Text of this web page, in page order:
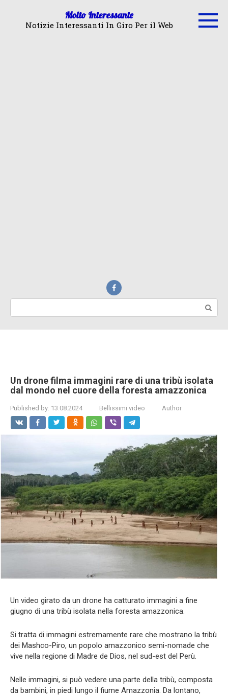
Molto Interessante
Notizie Interessanti In Giro Per il Web
Un drone filma immagini rare di una tribù isolata
dal mondo nel cuore della foresta amazzonica
Published by: 13.08.2024 Bellissimi video Author
Un video girato da un drone ha catturato immagini a fine
giugno di una tribù isolata nella foresta amazzonica.
Si tratta di immagini estremamente rare che mostrano la tribù
dei Mashco-Piro, un popolo amazzonico semi-nomade che
vive nella regione di Madre de Dios, nel sud-est del Perù.
Nelle immagini, si può vedere una parte della tribù, composta
da bambini, in piedi lungo il fiume Amazzonia. Da lontano,